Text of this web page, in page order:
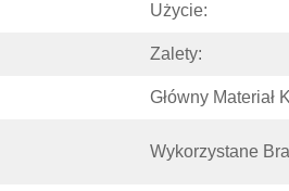
Użycie:
Zalety:
Główny Materiał
Wykorzystane